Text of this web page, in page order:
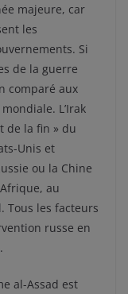
majeure, car
les
Si
de la guerre
comparé aux
L’Irak
de la fin » du
Unis et
ou la Chine
au
Tous les facteurs
russe en
al-Assad est